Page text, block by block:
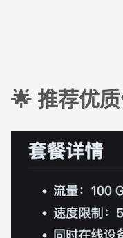
🌟 推荐优